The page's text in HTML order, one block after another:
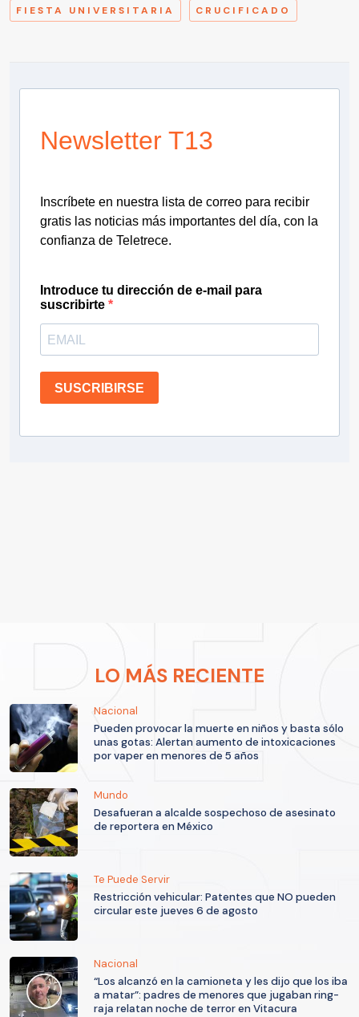
FIESTA UNIVERSITARIA CRUCIFICADO
Newsletter T13
Inscríbete en nuestra lista de correo para recibir
gratis las noticias más importantes del día, con la
confianza de Teletrece.
Introduce tu dirección de e-mail para
suscribirte
SUSCRIBIRSE
LO MÁS RECIENTE
Nacional
Pueden provocar la muerte en niños y basta sólo
unas gotas: Alertan aumento de intoxicaciones
por vaper en menores de 5 años
Mundo
Desafueran a alcalde sospechoso de asesinato
de reportera en México
Te Puede Servir
Restricción vehicular: Patentes que NO pueden
circular este jueves 6 de agosto
Nacional
“Los alcanzó en la camioneta y les dijo que los iba
a matar”: padres de menores que jugaban ring-
raja relatan noche de terror en Vitacura